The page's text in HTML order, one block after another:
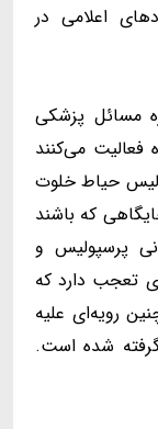
اعلامی در
مسائل پزشکی
فعالیت می‌کنند
حیاط خلوت
که باشند
پرسپولیس و
تعجب دارد که
رویه‌ای علیه
شده است.